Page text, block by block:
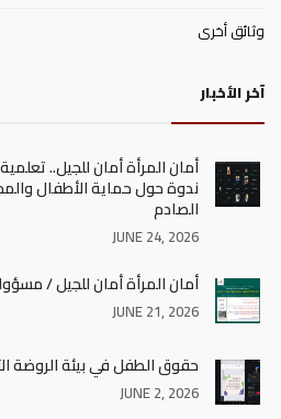
وثائق أخرى
آخر الأخبار
أمان المرأة أمان للجيل..
ندوة حول حماية الأطفال
الصادم
JUNE 24, 2026
أمان المرأة أمان للجيل /
JUNE 21, 2026
حقوق الطفل في بيئة الروضة
JUNE 2, 2026